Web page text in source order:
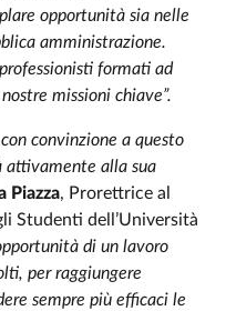
opportunità sia nelle
amministrazione.
formati ad
missioni chiave”.
convinzione a questo
attivamente alla sua
Piazza, Prorettrice al
Studenti dell’Università
di un lavoro
per raggiungere
sempre più efficaci le